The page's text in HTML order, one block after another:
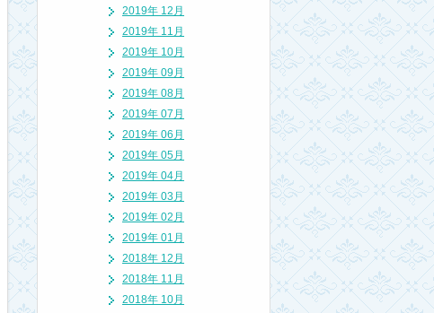
2019年 12月
2019年 11月
2019年 10月
2019年 09月
2019年 08月
2019年 07月
2019年 06月
2019年 05月
2019年 04月
2019年 03月
2019年 02月
2019年 01月
2018年 12月
2018年 11月
2018年 10月